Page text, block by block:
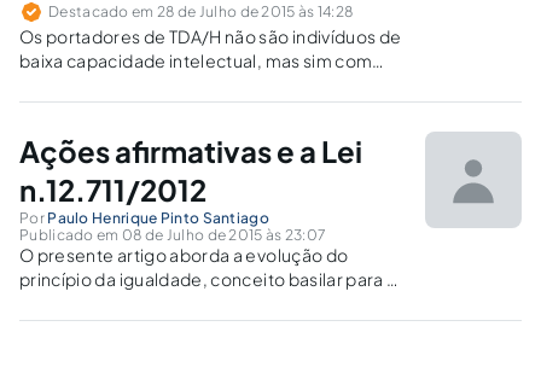
Destacado em 28 de Julho de 2015 às 14:28
Os portadores de TDA/H não são indivíduos de
baixa capacidade intelectual, mas sim com
tratada com respeito, especialmente porque
influência na sua evolução e prognóstico.
Ações afirmativas e a Lei
n.12.711/2012
Por Paulo Henrique Pinto Santiago
Publicado em 08 de Julho de 2015 às 23:07
O presente artigo aborda a evolução do
princípio da igualdade, conceito basilar para a
procurou-se identificar os aspectos